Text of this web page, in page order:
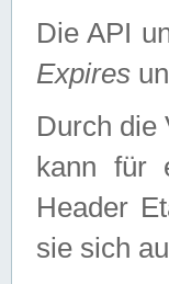
Die API
Expires
Durch die
kann für
Header
sie sich